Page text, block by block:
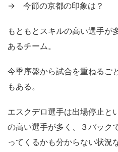
→ 今節の京都の印象は？
もともとスキルの高い選手が
あるチーム。
今季序盤から試合を重ねるご
もある。
エスクデロ選手は出場停止と
の高い選手が多く、３バック
ってくるかも分からない状況